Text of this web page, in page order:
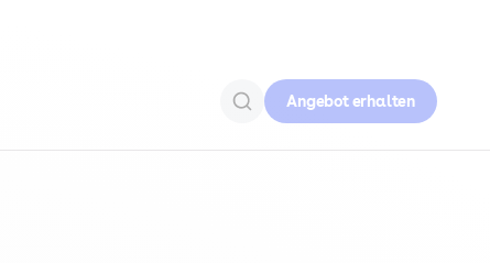
Angebot erhalten